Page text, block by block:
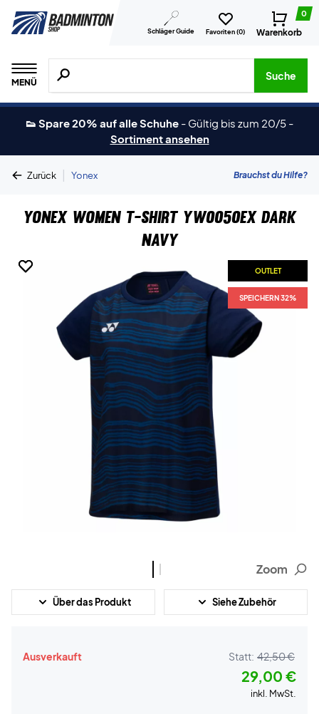
Schläger Guide Favoriten (0)
0
Warenkorb
MENÜ
Suche nach Produkten, Marken usw.
Suche
👟 Spare 20% auf alle Schuhe - Gültig bis zum 20/5 -
Sortiment ansehen
Zurück | Yonex Brauchst du Hilfe?
Yonex Women T-shirt YW0050EX Dark
Navy
OUTLET
SPEICHERN 32%
OUTLET
SPEICHERN 32%
Zoom
Über das Produkt Siehe Zubehör
Ausverkauft Statt: 42,50 €
29,00 €
inkl. MwSt.